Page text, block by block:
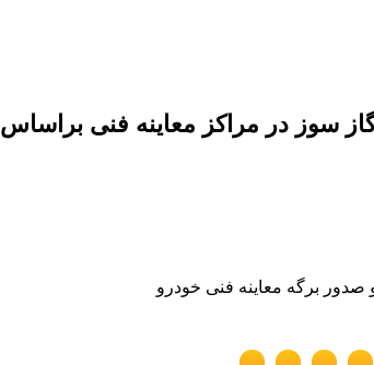
سوز در مراکز معاینه فنی براساس